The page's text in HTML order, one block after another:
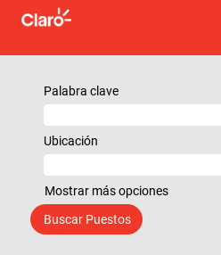
Palabra clave
Ubicación
Mostrar más opciones